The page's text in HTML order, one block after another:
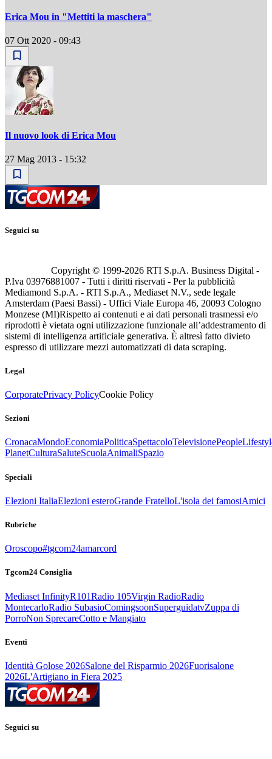
Erica Mou in "Mettiti la maschera"
07 Ott 2020 - 09:43
Il nuovo look di Erica Mou
27 Mag 2013 - 15:32
Seguici su
Copyright © 1999-2026 RTI S.p.A. Business Digital -
P.Iva 03976881007 - Tutti i diritti riservati - Per la pubblicità
Mediamond S.p.A. - RTI S.p.A., Mediaset N.V., sede legale
Amsterdam (Paesi Bassi) - Uffici Viale Europa 46, 20093 Cologno
Monzese (MI)Rispetto ai contenuti e ai dati personali trasmessi e/o
riprodotti è vietata ogni utilizzazione funzionale all’addestramento di
sistemi di intelligenza artificiale generativa. È altresì fatto divieto
espresso di utilizzare mezzi automatizzati di data scraping.
Legal
CorporatePrivacy PolicyCookie Policy
Sezioni
CronacaMondoEconomiaPoliticaSpettacoloTelevisionePeople
PlanetCulturaSaluteScuolaAnimaliSpazio
Speciali
Elezioni ItaliaElezioni esteroGrande FratelloL'isola dei famosiAmici
Rubriche
Oroscopo#tgcom24amarcord
Tgcom24 Consiglia
Mediaset InfinityR101Radio 105Virgin RadioRadio
MontecarloRadio SubasioComingsoonSuperguidatvZuppa di
PorroNon SprecareCotto e Mangiato
Eventi
Identità Golose 2026Salone del Risparmio 2026Fuorisalone
2026L'Artigiano in Fiera 2025
Seguici su